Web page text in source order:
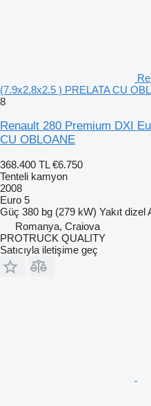
(7.9x2.8x2.5 ) PRELATA CU
8
Renault 280 Premium DXI
CU OBLOANE
368.400 TL €6.750
Tenteli kamyon
2008
Euro 5
Güç 380 bg (279 kW) Yakıt dizel
Romanya, Craiova
PROTRUCK QUALITY
Satıcıyla iletişime geç